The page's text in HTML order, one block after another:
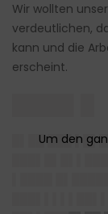
Wir wollten
verdeutlichen,
kann und die
erscheint.
█▌██ ███